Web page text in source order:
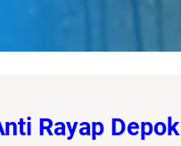
Rayap Depok